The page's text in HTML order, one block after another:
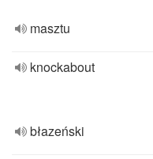
masztu
knockabout
błazeński